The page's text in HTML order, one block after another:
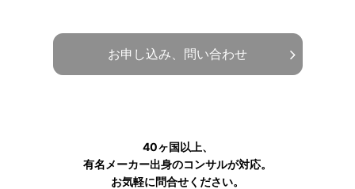
お申し込み、問い合わせ
40ヶ国以上、
有名メーカー出身のコンサルが対応。
お気軽に問合せください。